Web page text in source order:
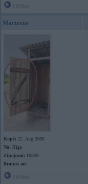
Marteens
Kopš: 22. Aug 2008
No: Rīga
Ziņojumi: 10829
Braucu ar: